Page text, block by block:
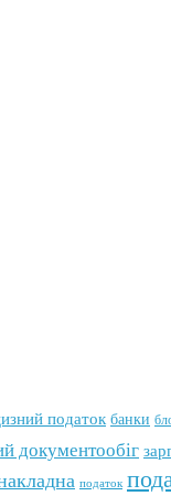
податок банки
документообіг
податок